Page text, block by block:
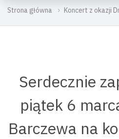
Strona główna Koncert z okazji
Serdecznie
piątek 6
Barczewa na